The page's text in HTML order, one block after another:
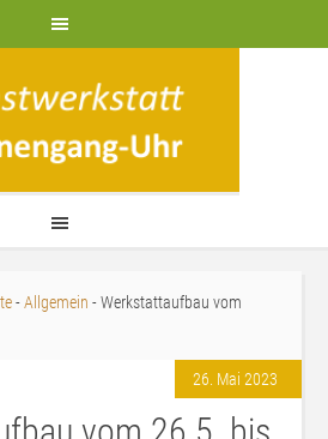
-Allgemein - Werkstattaufbau vom
26. Mai 2023